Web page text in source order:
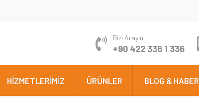
Bizi Arayın
+90 422 336 1 336
HİZMETLERİMİZ ÜRÜNLER BLOG & HABER